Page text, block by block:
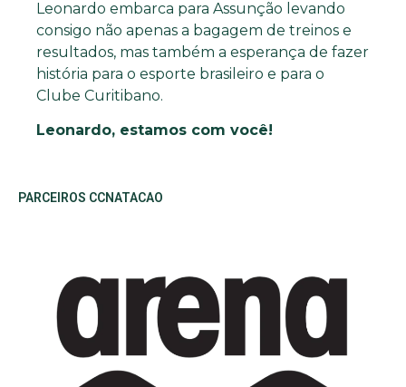
Leonardo embarca para Assunção levando
consigo não apenas a bagagem de treinos e
resultados, mas também a esperança de fazer
história para o esporte brasileiro e para o
Clube Curitibano.
Leonardo, estamos com você!
PARCEIROS CCNATACAO